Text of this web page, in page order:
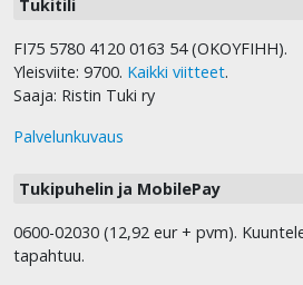
Tukitili
FI75 5780 4120 0163 54 (OKOYFIHH).
Yleisviite: 9700. Kaikki viitteet.
Saaja: Ristin Tuki ry
Palvelunkuvaus
Tukipuhelin ja MobilePay
0600-02030 (12,92 eur + pvm).
tapahtuu.